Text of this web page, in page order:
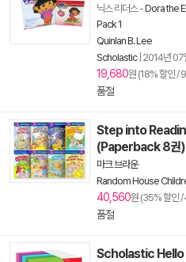
닉스 리더스-Dora the
Pack 1
Quinlan B. Lee
Scholastic| 2014년 07
19,680원 (18% 할인 /
품절
Step into
(Paperback 8권)
마크 브라운
Random House
40,560원 (35% 할인 /
품절
Scholastic Hello